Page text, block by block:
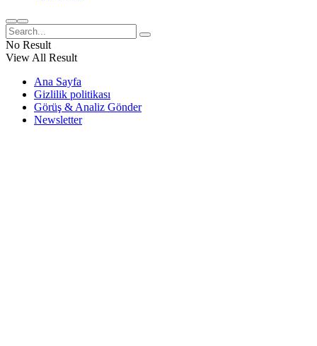
No Result
View All Result
Ana Sayfa
Gizlilik politikası
Görüş & Analiz Gönder
Newsletter